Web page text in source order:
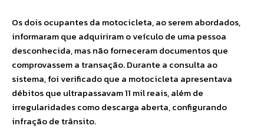
Os dois ocupantes da motocicleta, ao serem abordados,
informaram que adquiriram o veículo de uma pessoa
desconhecida, mas não forneceram documentos que
comprovassem a transação. Durante a consulta ao
sistema, foi verificado que a motocicleta apresentava
débitos que ultrapassavam 11 mil reais, além de
irregularidades como descarga aberta, configurando
infração de trânsito.